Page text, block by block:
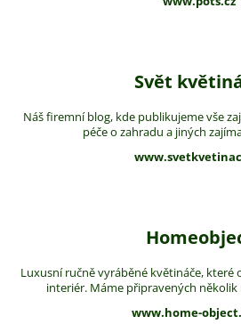
Svět
Náš firemní blog, kde publikujeme vše
péče o zahradu a jiných
Luxusní ručně vyráběné květináče, které
interiér. Máme připravených
www.home-